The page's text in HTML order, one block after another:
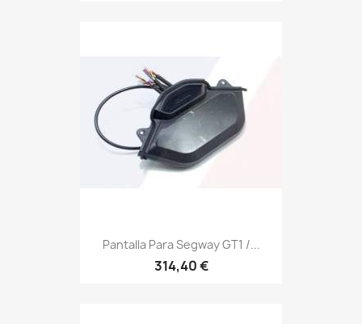
Pantalla Para Segway GT1 /...
314,40 €